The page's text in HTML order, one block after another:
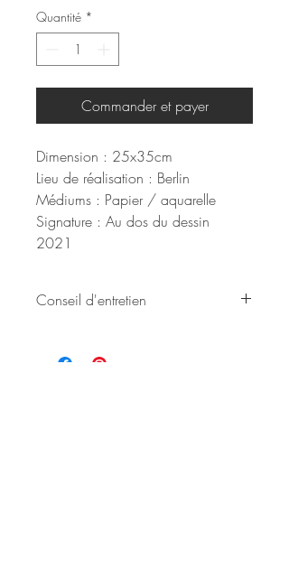
Quantité *
Commander et payer
Dimension : 25x35cm
Lieu de réalisation : Berlin
Médiums : Papier / aquarelle
Signature : Au dos du dessin
2021
Conseil d'entretien